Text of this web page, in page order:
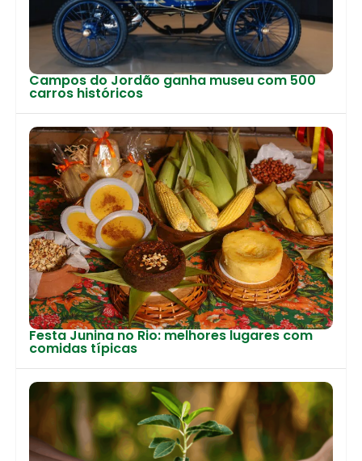
Campos do Jordão ganha museu com 500
carros históricos
Festa Junina no Rio: melhores lugares com
comidas típicas